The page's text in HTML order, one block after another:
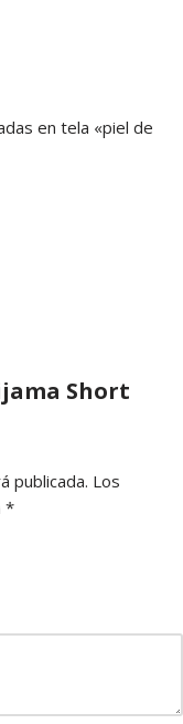
en tela «piel de
Short
publicada. Los
*